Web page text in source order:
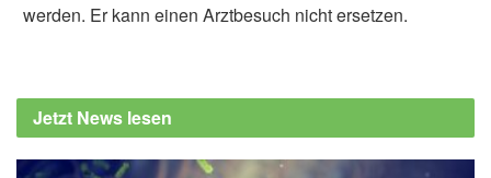
werden. Er kann einen Arztbesuch nicht ersetzen.
Jetzt News lesen